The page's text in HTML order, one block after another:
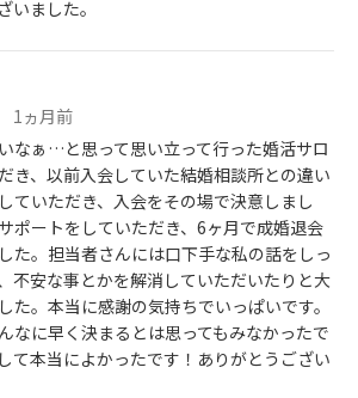
いました。
1ヵ月前
なぁ…と思って思い立って行った婚活サロ
き、以前入会していた結婚相談所との違い
ていただき、入会をその場で決意しまし
ポートをしていただき、6ヶ月で成婚退会
た。担当者さんには口下手な私の話をしっ
不安な事とかを解消していただいたりと大
た。本当に感謝の気持ちでいっぱいです。
なに早く決まるとは思ってもみなかったで
て本当によかったです！ありがとうござい